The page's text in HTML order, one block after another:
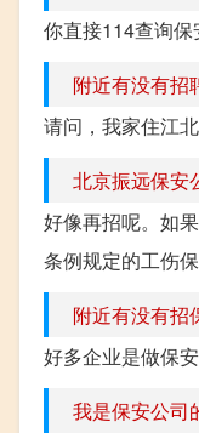
你直接114查询
附近有没有招
请问，我家住江
北京振远保安
好像再招呢。如
条例规定的工伤
附近有没有招
好多企业是做保
我是保安公司